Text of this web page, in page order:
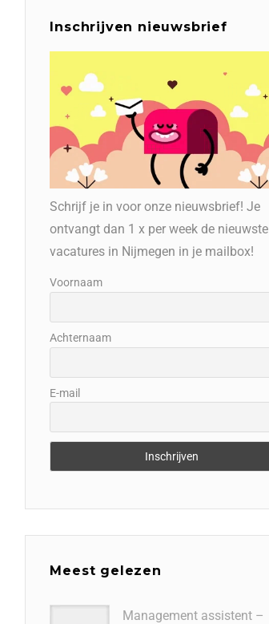
Inschrijven nieuwsbrief
Schrijf je in voor onze nieuwsbrief! Je
ontvangt dan 1 x per week de nieuwste
vacatures in Nijmegen in je mailbox!
Voornaam
Achternaam
E-mail
Meest gelezen
Management assistent –